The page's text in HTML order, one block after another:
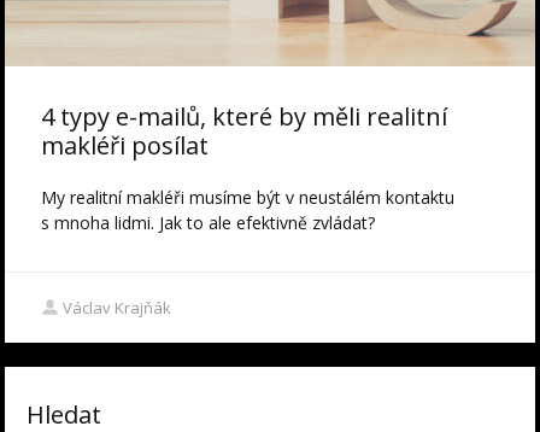
4 typy e-mailů, které by měli realitní
makléři posílat
My realitní makléři musíme být v neustálém kontaktu
s mnoha lidmi. Jak to ale efektivně zvládat?
Václav Krajňák
Hledat